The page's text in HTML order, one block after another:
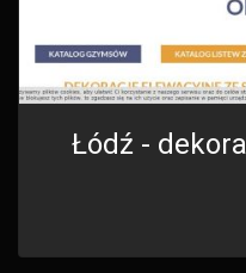
Łódź -